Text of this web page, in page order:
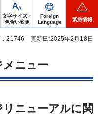
文字サイズ・
色合い変更
Foreign
Language
緊急情報
21746 更新日:2025年2月18日
メニュー
ニューアルに関